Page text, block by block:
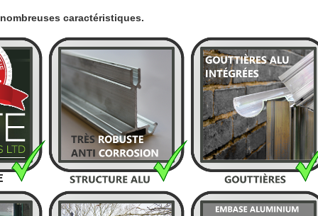
caractéristiques.